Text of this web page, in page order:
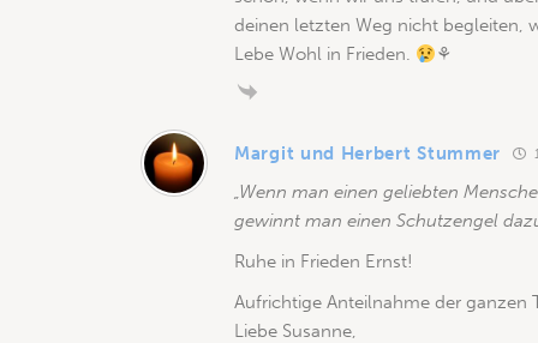
deinen letzten Weg nicht begleiten,
Lebe Wohl in Frieden.
⚘
Margit und Herbert Stummer
„Wenn man einen geliebten
gewinnt man einen Schutzengel
Ruhe in Frieden Ernst!
Aufrichtige Anteilnahme der ganzen
Liebe Susanne,